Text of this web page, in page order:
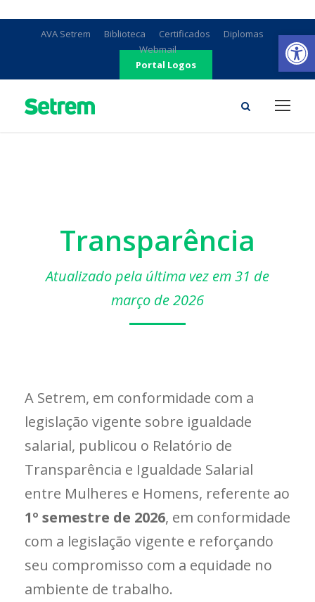
AVA Setrem Biblioteca Certificados
Diplomas
Webmail
Portal Logos
Transparência
Atualizado pela última vez em 31 de
março de 2026
A Setrem, em conformidade com a
legislação vigente sobre igualdade
salarial, publicou o Relatório de
Transparência e Igualdade Salarial
entre Mulheres e Homens, referente ao
1º semestre de 2026, em conformidade
com a legislação vigente e reforçando
seu compromisso com a equidade no
ambiente de trabalho.